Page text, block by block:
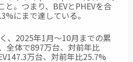
。つまり、BEVとPHEVを合
にまで達している。
、2025年1月～10月までの累
全体で897万台、対前年比
万台、対前年比25.7%